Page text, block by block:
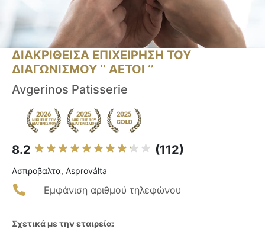
ΔΙΑΚΡΙΘΕΙΣΑ ΕΠΙΧΕΙΡΗΣΗ ΤΟΥ
ΔΙΑΓΩΝΙΣΜΟΥ ‘’ ΑΕΤΟΙ ‘’
Avgerinos Patisserie
8.2 (112)
Ασπροβαλτα, Asproválta
Εμφάνιση αριθμού τηλεφώνου
Σχετικά με την εταιρεία: